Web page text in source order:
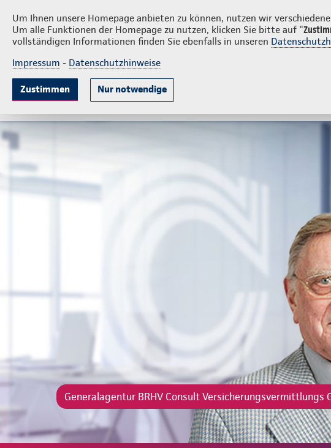
Um Ihnen unsere Homepage anbieten zu können, nutzen wir
Um alle Funktionen der Homepage zu nutzen, klicken Sie bitte auf "
vollständigen Informationen finden Sie ebenfalls in unseren
Impressum - Datenschutzhinweise
Zustimmen Nur notwendige
BRHV Consult Versicherungsvermittlungs GmbH Bremerhaven
KrankenversicherungLebensversicherung
Generalagentur BRHV Consult Versicherungsvermittlungs